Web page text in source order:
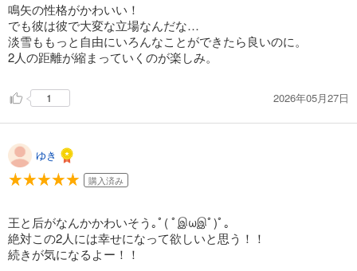
鳴矢の性格がかわいい！
でも彼は彼で大変な立場なんだな…
淡雪ももっと自由にいろんなことができたら良いのに。
2人の距離が縮まっていくのが楽しみ。
1 2026年05月27日
ゆき
購入済み
王と后がなんかかわいそう｡ﾟ( ﾟஇωஇﾟ)ﾟ｡
絶対この2人には幸せになって欲しいと思う！！
続きが気になるよー！！